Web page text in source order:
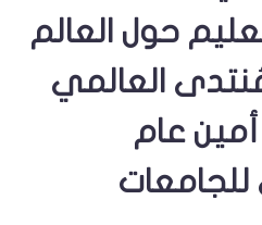
حول العالم
العالمي
عام
للجامعات